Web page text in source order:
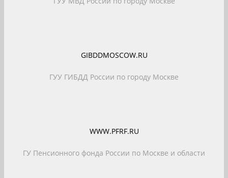
GIBDDMOSCOW.RU
ГУУ ГИБДД России по городу Москве
WWW.PFRF.RU
ГУ Пенсионного фонда России по Москве и области